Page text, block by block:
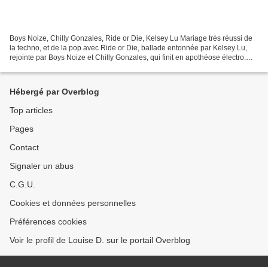
Boys Noize, Chilly Gonzales, Ride or Die, Kelsey Lu Mariage très réussi de
la techno, et de la pop avec Ride or Die, ballade entonnée par Kelsey Lu,
rejointe par Boys Noize et Chilly Gonzales, qui finit en apothéose électro.
Hébergé par Overblog
Top articles
Pages
Contact
Signaler un abus
C.G.U.
Cookies et données personnelles
Préférences cookies
Voir le profil de Louise D. sur le portail Overblog